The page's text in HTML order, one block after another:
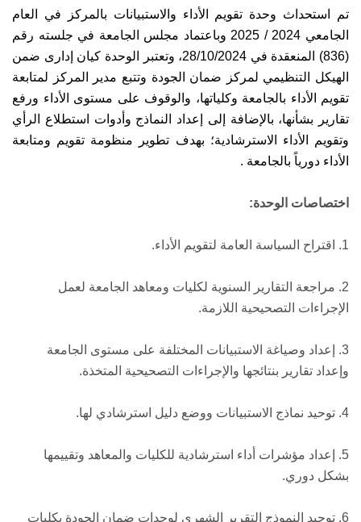
تم استحداث وحدة تقويم الأداء والاستبيانات بالمركز في العام
الجامعي 2024 / 2025 وباعتماد مجلس الجامعة في جلسته رقم
(836) المنعقدة في 28/10/2024، وتعتبر الوحدة كيان إدارى ضمن
الهيكل التنظيمي لمركز ضمان الجودة وتتبع مدير المركز لمتابعة
تقويم الأداء بالجامعة وكلياتها، والوقوف على مستوى الأداء ورفع
تقارير بشأنها، بالإضافة إلى إعداد النماذج وأدوات استطلاع الرأي
وتقويم الأداء الاسترشادية؛ بهدف تطوير منظومة تقويم ومتابعة
الأداء دورياً بالجامعة .
اختصاصات الوحدة:
1. اقتراح السياسة العامة لتقويم الأداء.
2. مراجعة التقارير السنوية لكليات ومعاهد الجامعة لعمل
الإجراءات التصحيحية اللازمة.
3. إعداد وصياغة الاستبيانات المختلفة على مستوى الجامعة
وإعداد تقارير بنتائجها والإجراءات التصحيحية المتخذة.
4. توحيد نماذج الاستبيانات ووضع دليل استرشادي لها.
5. إعداد مؤشرات أداء استرشادية للكليات والمعاهد وتقييمها
بشكل دوري.
6. توحيد النموذج التقرير الشهري لوحدات ضمان الجودة بكليات